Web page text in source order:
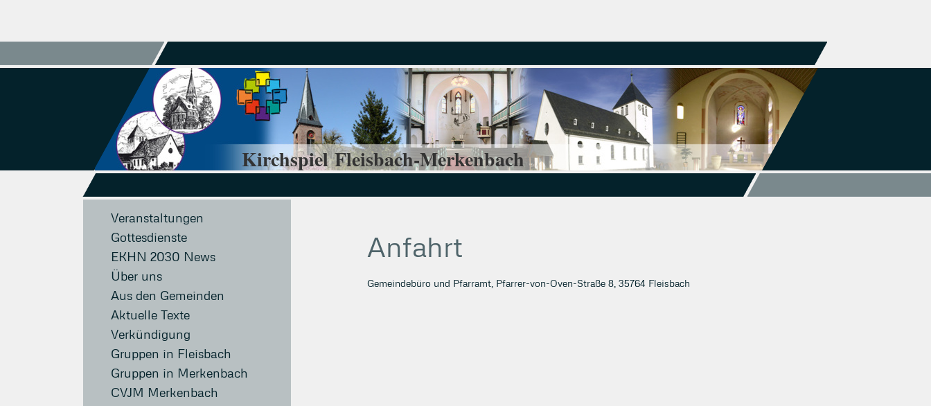
Kirchspiel Fleisbach-Merkenbach
Veranstaltungen
Gottesdienste
EKHN 2030 News
Über uns
Aus den Gemeinden
Aktuelle Texte
Verkündigung
Gruppen in Fleisbach
Gruppen in Merkenbach
CVJM Merkenbach
Anfahrt
Gemeindebüro und Pfarramt, Pfarrer-von-Oven-Straße 8, 35764 Fleisbach